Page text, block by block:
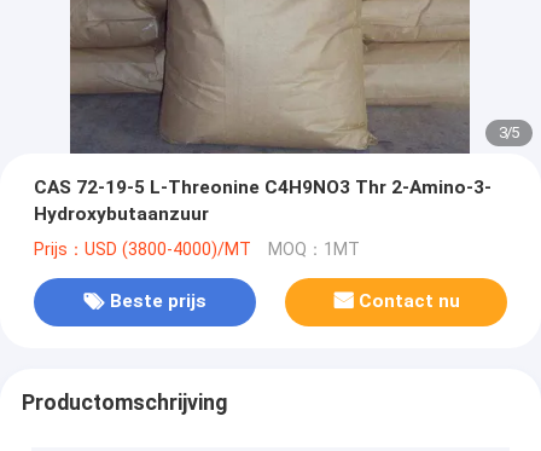
3/5
CAS 72-19-5 L-Threonine C4H9NO3 Thr 2-Amino-3-
Hydroxybutaanzuur
Prijs：USD (3800-4000)/MT MOQ：1MT
Beste prijs Contact nu
Productomschrijving